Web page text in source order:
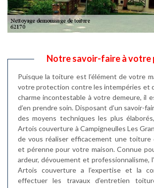
Notre savoir-faire à votre
Puisque la toiture est l’élément de votre
votre protection contre les intempéries et
charme incontestable à votre demeure, il
d’en prendre soin. Disposant d’un savoir-
des moyens techniques les plus
Artois couverture à Campigneulles Les
de vous réaliser efficacement une toiture
et pérenne pour votre maison. Connue
ardeur, dévouement et professionnalisme,
Artois couverture a l’expertise et la
effectuer les travaux d’entretien